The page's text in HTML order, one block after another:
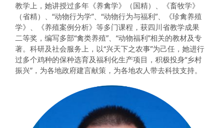
教学上，她讲授过多年《养禽学》（国精）、《畜牧学》
（省精）、“动物行为学”、“动物行为与福利”、《珍禽养殖
学》、《养殖案例分析》等多门课程，获四川省教学成果
二等奖，编写多部“禽类养殖”、“动物福利”相关的教材及专
著。科研及社会服务上，以“兴天下之农事”为己任，她进行
过多个鸡种的保种选育及福利化生产项目，积极投身“乡村
振兴”，为各地政府建言献策，为各地农人带去科技支持。